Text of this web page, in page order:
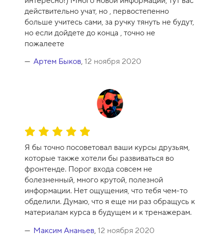
у
р
с
а
-
1
действительно учат, но , первостепенно
больше учитесь сами, за ручку тянуть не будут,
но если дойдете до конца , точно не
пожалеете
Артем Быков, 12 ноября 2020
О
ц
е
н
к
а
к
у
р
с
Я бы точно посоветовал ваши курсы друзьям,
которые также хотели бы развиваться во
фронтенде. Порог входа совсем не
болезненный, много крутой, полезной
информации. Нет ощущения, что тебя чем-то
обделили. Думаю, что я еще ни раз обращусь к
материалам курса в будущем и к тренажерам.
Максим Ананьев, 12 ноября 2020